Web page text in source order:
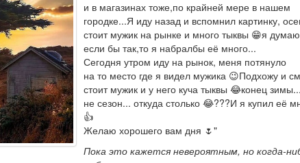
и в магазинах тоже,по крайней мере в нашем
городке...Я иду назад и вспомнил картинку,
стоит мужик на рынке и много тыквы 😁я
если бы так,то я набралбы её много...
Сегодня утром иду на рынок, меня потянуло
на то место где я видел мужика 😉Подхожу и
стоит мужик и у него куча тыквы 😂конец
не сезон... откуда столько 😂???И я купил её
👍
Желаю хорошего вам дня 🌷"
Пока это кажется невероятным, но когда-